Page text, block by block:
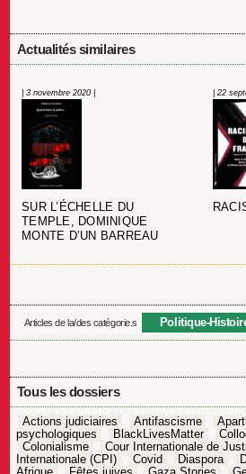
Actualités similaires
| 3 novembre 2020 |
SUR L’ÉCHELLE DU
TEMPLE, DOMINIQUE
MONTE D’UN BARREAU
| 22
Articles de la/des catégorie.s Politique-
Tous les dossiers
Actions judiciaires Antifascisme
psychologiques
BlackLivesMatter
Colonialisme
Cour Internationale de
Internationale (CPI)
Covid Diaspora